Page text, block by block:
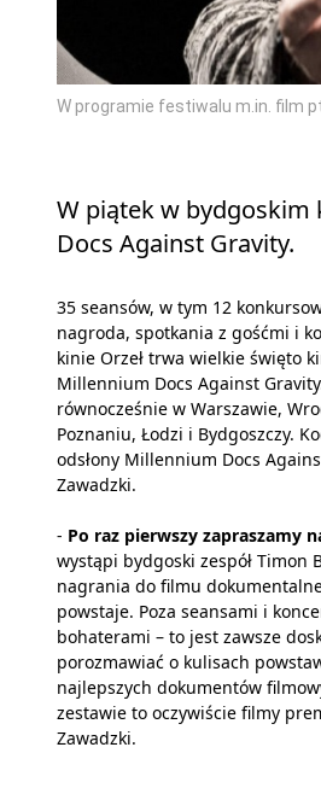
W programie festiwalu m.in. film
W piątek w bydgoskim
Docs Against Gravity.
35 seansów, w tym 12
nagroda, spotkania z gośćmi i
kinie Orzeł trwa wielkie święto
Millennium Docs Against
równocześnie w Warszawie,
Poznaniu, Łodzi i Bydgoszczy.
odsłony Millennium Docs
Zawadzki.
- Po raz pierwszy zapraszamy
wystąpi bydgoski zespół Timon
nagrania do filmu
powstaje. Poza seansami i
bohaterami – to jest zawsze
porozmawiać o kulisach
najlepszych dokumentów
zestawie to oczywiście filmy
Zawadzki.